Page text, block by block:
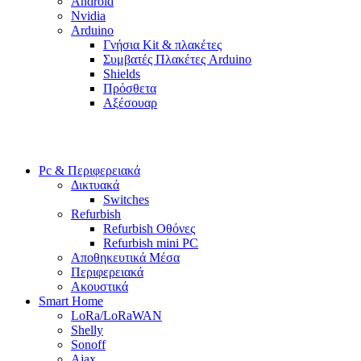
Nvidia
Arduino
Γνήσια Kit & πλακέτες
Συμβατές Πλακέτες Arduino
Shields
Πρόσθετα
Αξέσουαρ
Pc & Περιφερειακά
Δικτυακά
Switches
Refurbish
Refurbish Οθόνες
Refurbish mini PC
Αποθηκευτικά Μέσα
Περιφερειακά
Ακουστικά
Smart Home
LoRa/LoRaWAN
Shelly
Sonoff